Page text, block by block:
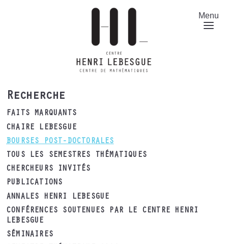
Menu
Recherche
FAITS MARQUANTS
CHAIRE LEBESGUE
BOURSES POST-DOCTORALES
TOUS LES SEMESTRES THÉMATIQUES
CHERCHEURS INVITÉS
PUBLICATIONS
ANNALES HENRI LEBESGUE
CONFÉRENCES SOUTENUES PAR LE CENTRE HENRI
LEBESGUE
SÉMINAIRES